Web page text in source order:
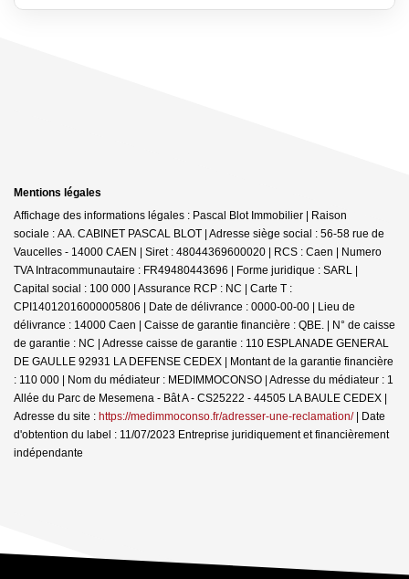
Mentions légales
Affichage des informations légales : Pascal Blot Immobilier | Raison
sociale : AA. CABINET PASCAL BLOT | Adresse siège social : 56-58 rue de
Vaucelles - 14000 CAEN | Siret : 48044369600020 | RCS : Caen | Numero
TVA Intracommunautaire : FR49480443696 | Forme juridique : SARL |
Capital social : 100 000 | Assurance RCP : NC | Carte T :
CPI14012016000005806 | Date de délivrance : 0000-00-00 | Lieu de
délivrance : 14000 Caen | Caisse de garantie financière : QBE. | N° de caisse
de garantie : NC | Adresse caisse de garantie : 110 ESPLANADE GENERAL
DE GAULLE 92931 LA DEFENSE CEDEX | Montant de la garantie financière
: 110 000 | Nom du médiateur : MEDIMMOCONSO | Adresse du médiateur : 1
Allée du Parc de Mesemena - Bât A - CS25222 - 44505 LA BAULE CEDEX |
Adresse du site : https://medimmoconso.fr/adresser-une-reclamation/| Date
d'obtention du label : 11/07/2023 Entreprise juridiquement et financièrement
indépendante